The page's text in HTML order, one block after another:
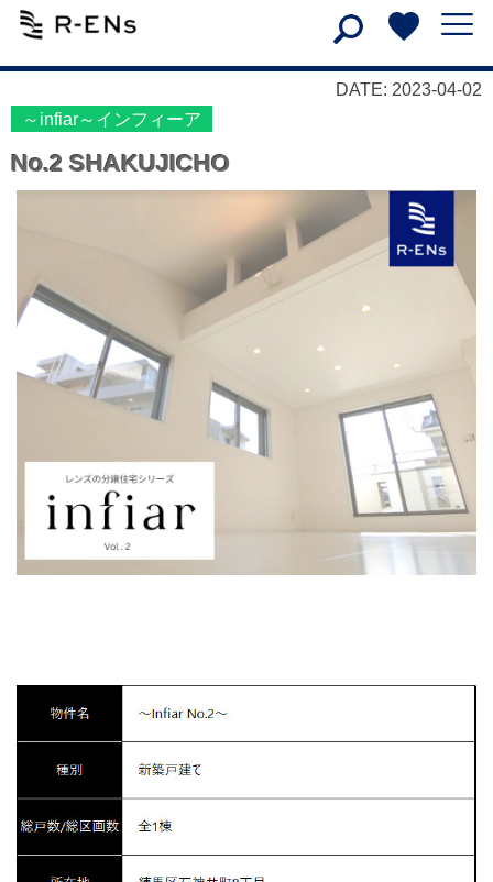
DATE: 2023-04-02
～infiar～インフィーア
No.2 SHAKUJICHO